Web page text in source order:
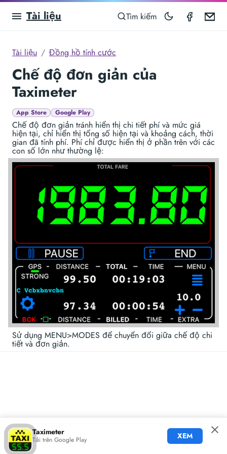
Tài liệu Tìm kiếm
Tài liệu Đồng hồ tính cước
Chế độ đơn giản của
Taximeter
App Store Google Play
Chế độ đơn giản tránh hiển thị chi tiết phí và mức giá
hiện tại, chỉ hiển thị tổng số hiện tại và khoảng cách, thời
gian đã tính phí. Phí chỉ được hiển thị ở phần trên với các
con số lớn như thường lệ:
Sử dụng MENU>MODES để chuyển đổi giữa chế độ chi
tiết và đơn giản.
Taximeter
Tải trên Google Play XEM